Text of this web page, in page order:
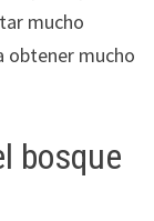
mucho
obtener mucho
bosque